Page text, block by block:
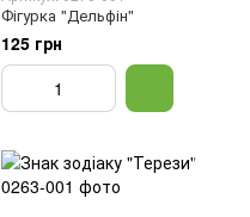
Фігурка "Дельфін"
125 грн